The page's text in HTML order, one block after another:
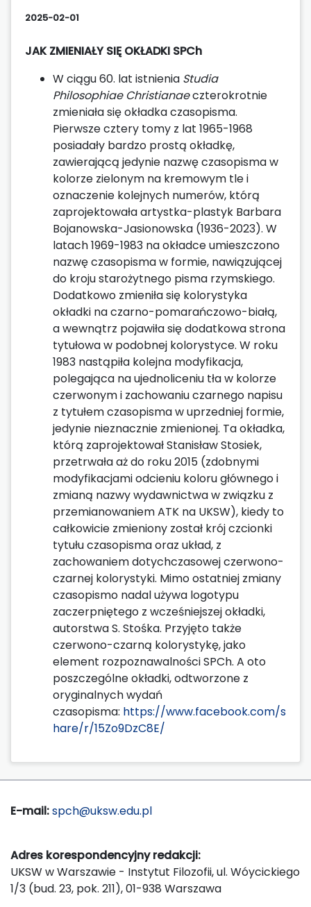
2025-02-01
JAK ZMIENIAŁY SIĘ OKŁADKI SPCh
W ciągu 60. lat istnienia Studia
Philosophiae Christianaeczterokrotnie
zmieniała się okładka czasopisma.
Pierwsze cztery tomy z lat 1965-1968
posiadały bardzo prostą okładkę,
zawierającą jedynie nazwę czasopisma w
kolorze zielonym na kremowym tle i
oznaczenie kolejnych numerów, którą
zaprojektowała artystka-plastyk Barbara
Bojanowska-Jasionowska (1936-2023). W
latach 1969-1983 na okładce umieszczono
nazwę czasopisma w formie, nawiązującej
do kroju starożytnego pisma rzymskiego.
Dodatkowo zmieniła się kolorystyka
okładki na czarno-pomarańczowo-białą,
a wewnątrz pojawiła się dodatkowa strona
tytułowa w podobnej kolorystyce. W roku
1983 nastąpiła kolejna modyfikacja,
polegająca na ujednoliceniu tła w kolorze
czerwonym i zachowaniu czarnego napisu
z tytułem czasopisma w uprzedniej formie,
jedynie nieznacznie zmienionej. Ta okładka,
którą zaprojektował Stanisław Stosiek,
przetrwała aż do roku 2015 (zdobnymi
modyfikacjami odcieniu koloru głównego i
zmianą nazwy wydawnictwa w związku z
przemianowaniem ATK na UKSW), kiedy to
całkowicie zmieniony został krój czcionki
tytułu czasopisma oraz układ, z
zachowaniem dotychczasowej czerwono-
czarnej kolorystyki. Mimo ostatniej zmiany
czasopismo nadal używa logotypu
zaczerpniętego z wcześniejszej okładki,
autorstwa S. Stośka. Przyjęto także
czerwono-czarną kolorystykę, jako
element rozpoznawalności SPCh. A oto
poszczególne okładki, odtworzone z
oryginalnych wydań
czasopisma: https://www.facebook.com/s
hare/r/15Zo9DzC8E/
E-mail:spch@uksw.edu.pl
Adres korespondencyjny redakcji:
UKSW w Warszawie - Instytut Filozofii, ul. Wóycickiego
1/3 (bud. 23, pok. 211), 01-938 Warszawa